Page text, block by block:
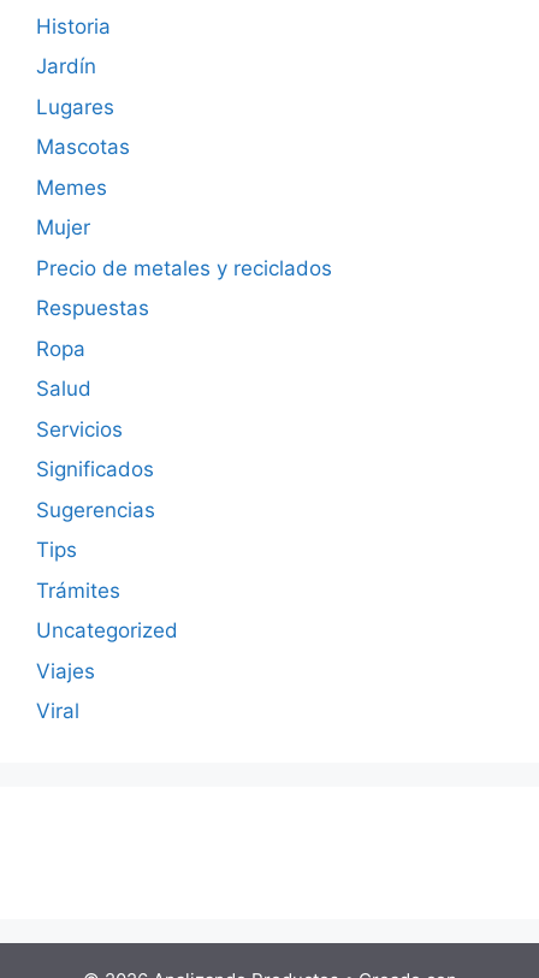
Historia
Jardín
Lugares
Mascotas
Memes
Mujer
Precio de metales y reciclados
Respuestas
Ropa
Salud
Servicios
Significados
Sugerencias
Tips
Trámites
Uncategorized
Viajes
Viral